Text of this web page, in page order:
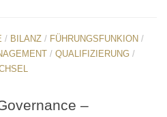
/ BILANZ / FÜHRUNGSFUNKION /
/ QUALIFIZIERUNG /
–